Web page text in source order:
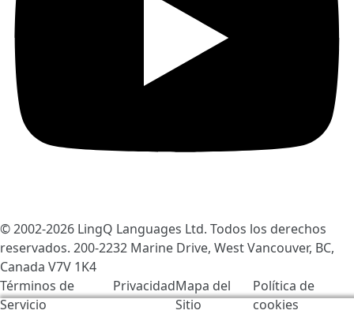
Usamos cookies para ayudar a mejorar LingQ. Al visitar
© 2002-2026 LingQ Languages Ltd. Todos los derechos
reservados. 200-2232 Marine Drive, West Vancouver, BC,
Canada V7V 1K4
Términos de
Servicio
PrivacidadMapa del
Sitio
Política de
cookies